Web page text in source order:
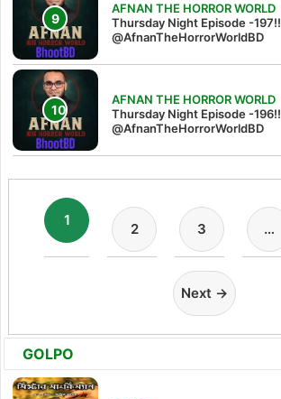
AFNAN THE HORROR WORLD
Thursday Night Episode -197!!‪
@AfnanTheHorrorWorldBD‬
AFNAN THE HORROR WORLD
Thursday Night Episode -196!!
@AfnanTheHorrorWorldBD
1
2 3 …
Next →
GOLPO